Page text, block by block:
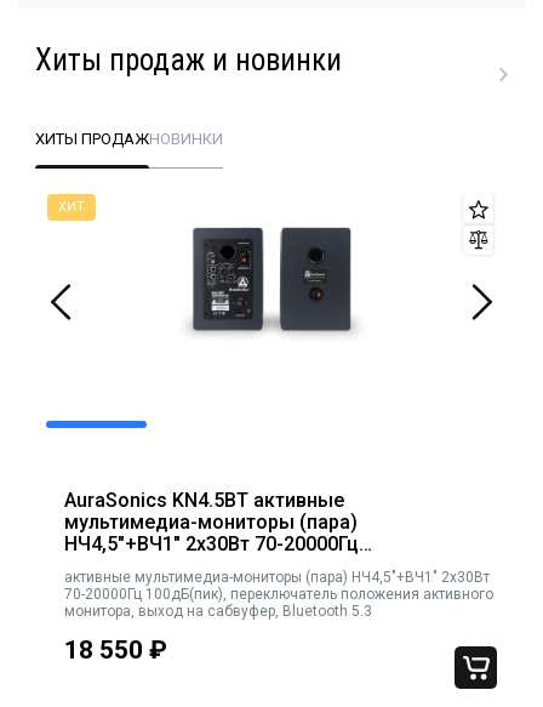
Хиты продаж и новинки
ХИТЫ ПРОДАЖНОВИНКИ
AuraSonics KN4.5BT активные
мультимедиа-мониторы (пара)
НЧ4,5"+ВЧ1" 2x30Вт 70-20000Гц
100дБ(пик), переключатель положения
активного монитора, выход на сабвуфер,
Bluetooth 5.3
активные мультимедиа-мониторы (пара) НЧ4,5"+ВЧ1" 2x30Вт
70-20000Гц 100дБ(пик), переключатель положения активного
монитора, выход на сабвуфер, Bluetooth 5.3
18 550 ₽